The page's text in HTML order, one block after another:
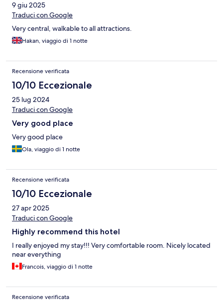
9 giu 2025
Traduci con Google
Very central, walkable to all attractions.
Hakan, viaggio di 1 notte
Recensione verificata
10/10 Eccezionale
25 lug 2024
Traduci con Google
Very good place
Very good place
Ola, viaggio di 1 notte
Recensione verificata
10/10 Eccezionale
27 apr 2025
Traduci con Google
Highly recommend this hotel
I really enjoyed my stay!!! Very comfortable room. Nicely located
near everything
Francois, viaggio di 1 notte
Recensione verificata